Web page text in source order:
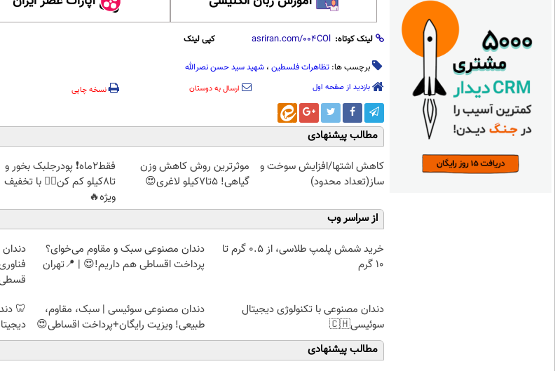
لینک کوتاه: کپی لینک
برچسب ها: تظاهرات فلسطین ، شهید سید حسن نصرالله
بازدید از صفحه اول ارسال به دوستان نسخه چاپی
مطالب پیشنهادی
کاهش اشتها/افزایش سوخت و
ساز(تعداد محدود)
موثرترین روش کاهش وزن
گیاهی! 5تا۷کیلو لاغری😍
فقط2ماه❗ پودرجلبک بخور و
تا8کیلو کم کن👌🏻 با تخفیف
ویژه🔥
از سراسر وب
خرید شمش پلمپ طلاسی، از ۰.۵ گرم تا
۱۰ گرم
دندان مصنوعی سبک و مقاوم می‌خوای؟
پرداخت اقساطی هم داریم!😍 | 📍تهران
دندان مصنوعی با تکنولوژی دیجیتال
سوئیسی🇨🇭
دندان مصنوعی سوئیسی | سبک، مقاوم،
طبیعی! ویزیت رایگان+پرداخت اقساطی😍
🦷
دیجیتال |
مطالب پیشنهادی